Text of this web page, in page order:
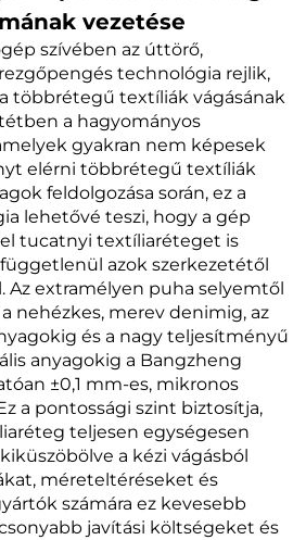
vezetése
szívében az úttörő,
technológia rejlik,
többrétegű textíliák vágásának
a hagyományos
gyakran nem képesek
elérni többrétegű textíliák
feldolgozása során, ez a
lehetővé teszi, hogy a gép
tucatnyi textíliaréteget is
azok szerkezetétől
Az extramélyen puha selyemtől
nehézkes, merev denimig, az
és a nagy teljesítményű
anyagokig a Bangzheng
±0,1 mm-es, mikronos
a pontossági szint biztosítja,
teljesen egységesen
a kézi vágásból
méreteltéréseket és
számára ez kevesebb
javítási költségeket és